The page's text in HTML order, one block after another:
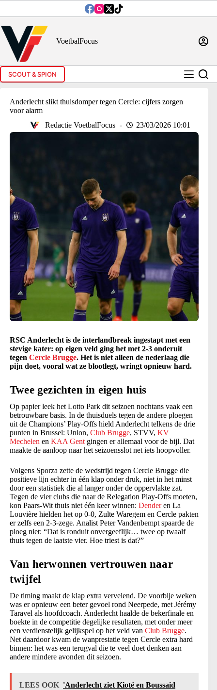
inhoud
VoetbalFocus
SCOUT & SPION
Anderlecht slikt thuisdomper tegen Cercle: cijfers zorgen
voor alarm
Redactie VoetbalFocus
23/03/2026 10:01
RSC Anderlecht is de interlandbreak ingestapt met een
stevige kater: op eigen veld ging het met 2-3 onderuit
tegen Cercle Brugge. Het is niet alleen de nederlaag die
pijn doet, vooral wat ze blootlegt, wringt opnieuw hard.
Twee gezichten in eigen huis
Op papier leek het Lotto Park dit seizoen nochtans vaak een
betrouwbare basis. In de thuisduels tegen de andere ploegen
uit de Champions’ Play-Offs hield Anderlecht telkens de drie
punten in Brussel: Union, Club Brugge, STVV, KV
Mechelen en KAA Gent gingen er allemaal voor de bijl. Dat
maakte de aanloop naar het seizoensslot net iets hoopvoller.
Volgens Sporza zette de wedstrijd tegen Cercle Brugge die
positieve lijn echter in één klap onder druk, niet in het minst
door een statistiek die al langer onder de oppervlakte zat.
Tegen de vier clubs die naar de Relegation Play-Offs moeten,
kon Paars-Wit thuis niet één keer winnen: Denderen La
Louvière hielden het op 0-0, Zulte Waregem en Cercle pakten
er zelfs een 2-3-zege. Analist Peter Vandenbempt spaarde de
ploeg niet: “Dat is ronduit onvergeeflijk… twee op twaalf
thuis tegen de laatste vier. Hoe triest is dat?”
Van herwonnen vertrouwen naar
twijfel
De timing maakt de klap extra vervelend. De voorbije weken
was er opnieuw een beter gevoel rond Neerpede, met Jérémy
Taravel als hoofdcoach. Anderlecht haalde de bekerfinale en
boekte in de competitie degelijke resultaten, met onder meer
een verdienstelijk gelijkspel op het veld van Club Brugge.
Net daardoor kwam de wanprestatie tegen Cercle extra hard
binnen: het was een terugval die te veel doet denken aan
andere mindere avonden dit seizoen.
LEES OOK 'Anderlecht ziet Kioté en Boussaid